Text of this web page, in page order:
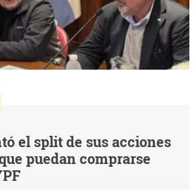
el split de sus acciones
puedan comprarse